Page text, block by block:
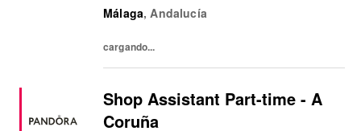
Guest Experience Advisor position, working
Málaga,Andalucía
cargando...
Shop Assistant Part-time - A
Coruña